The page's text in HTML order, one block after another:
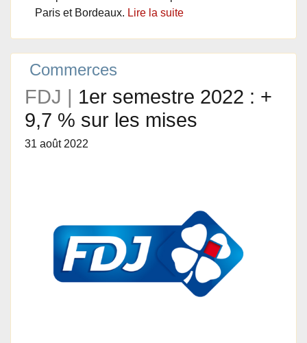
Paris et Bordeaux. Lire la suite
Commerces
FDJ | 1er semestre 2022 : +
9,7 % sur les mises
31 août 2022